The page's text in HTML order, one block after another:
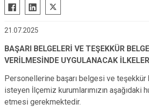
Bahçesaray
Başkale
Çaldıran
Çatak
Edremit
Erciş
Gevaş
Saray
İpekyolu
Tuşba
21.07.2025
BAŞARI BELGELERİ VE TEŞEKKÜR
VERİLMESİNDE UYGULANACAK İLKELER
Personellerine başarı belgesi ve
isteyen İlçemiz kurumlarımızın aşağıdaki
etmesi gerekmektedir.